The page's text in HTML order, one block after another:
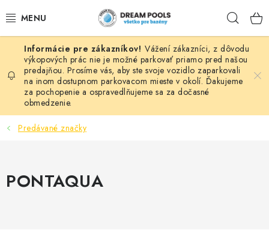
na
BAZÉNY
VÍRIVKY
ASEKO PRÍSLUŠENSTVO
NÁHRADNÉ DIELY
Vážení zákazníci, z dôvodu
výkopových prác nie je možné parkovať priamo pred našou
predajňou. Prosíme vás, aby ste svoje vozidlo zaparkovali
na inom dostupnom parkovacom mieste v okolí. Ďakujeme
za pochopenie a ospravedlňujeme sa za dočasné
obmedzenie.
Predávané značky
PONTAQUA